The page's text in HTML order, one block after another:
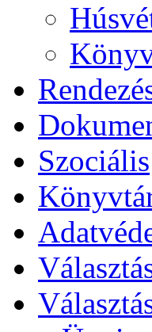
Szociális